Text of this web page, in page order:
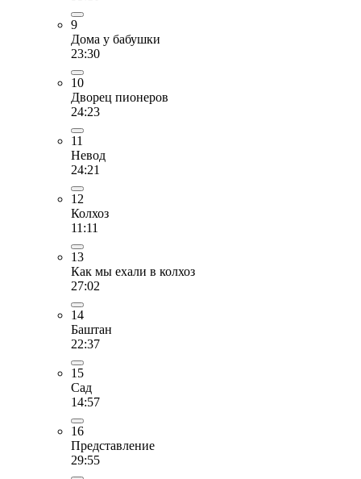
9
Дома у бабушки
23:30
10
Дворец пионеров
24:23
11
Невод
24:21
12
Колхоз
11:11
13
Как мы ехали в колхоз
27:02
14
Баштан
22:37
15
Сад
14:57
16
Представление
29:55